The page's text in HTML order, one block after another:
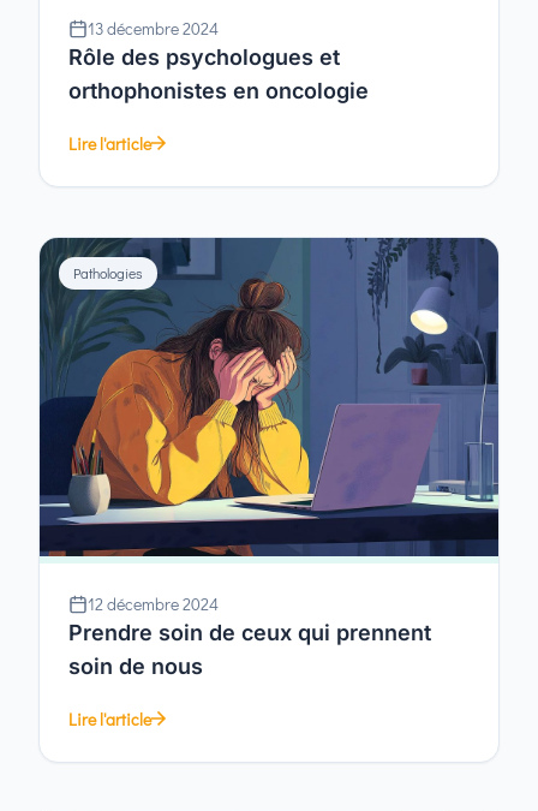
13 décembre 2024
Rôle des psychologues et
orthophonistes en oncologie
Lire l'article
Pathologies
12 décembre 2024
Prendre soin de ceux qui prennent
soin de nous
Lire l'article